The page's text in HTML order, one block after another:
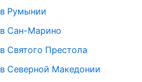
Румынии
Сан-Марино
Святого Престола
Северной Македонии